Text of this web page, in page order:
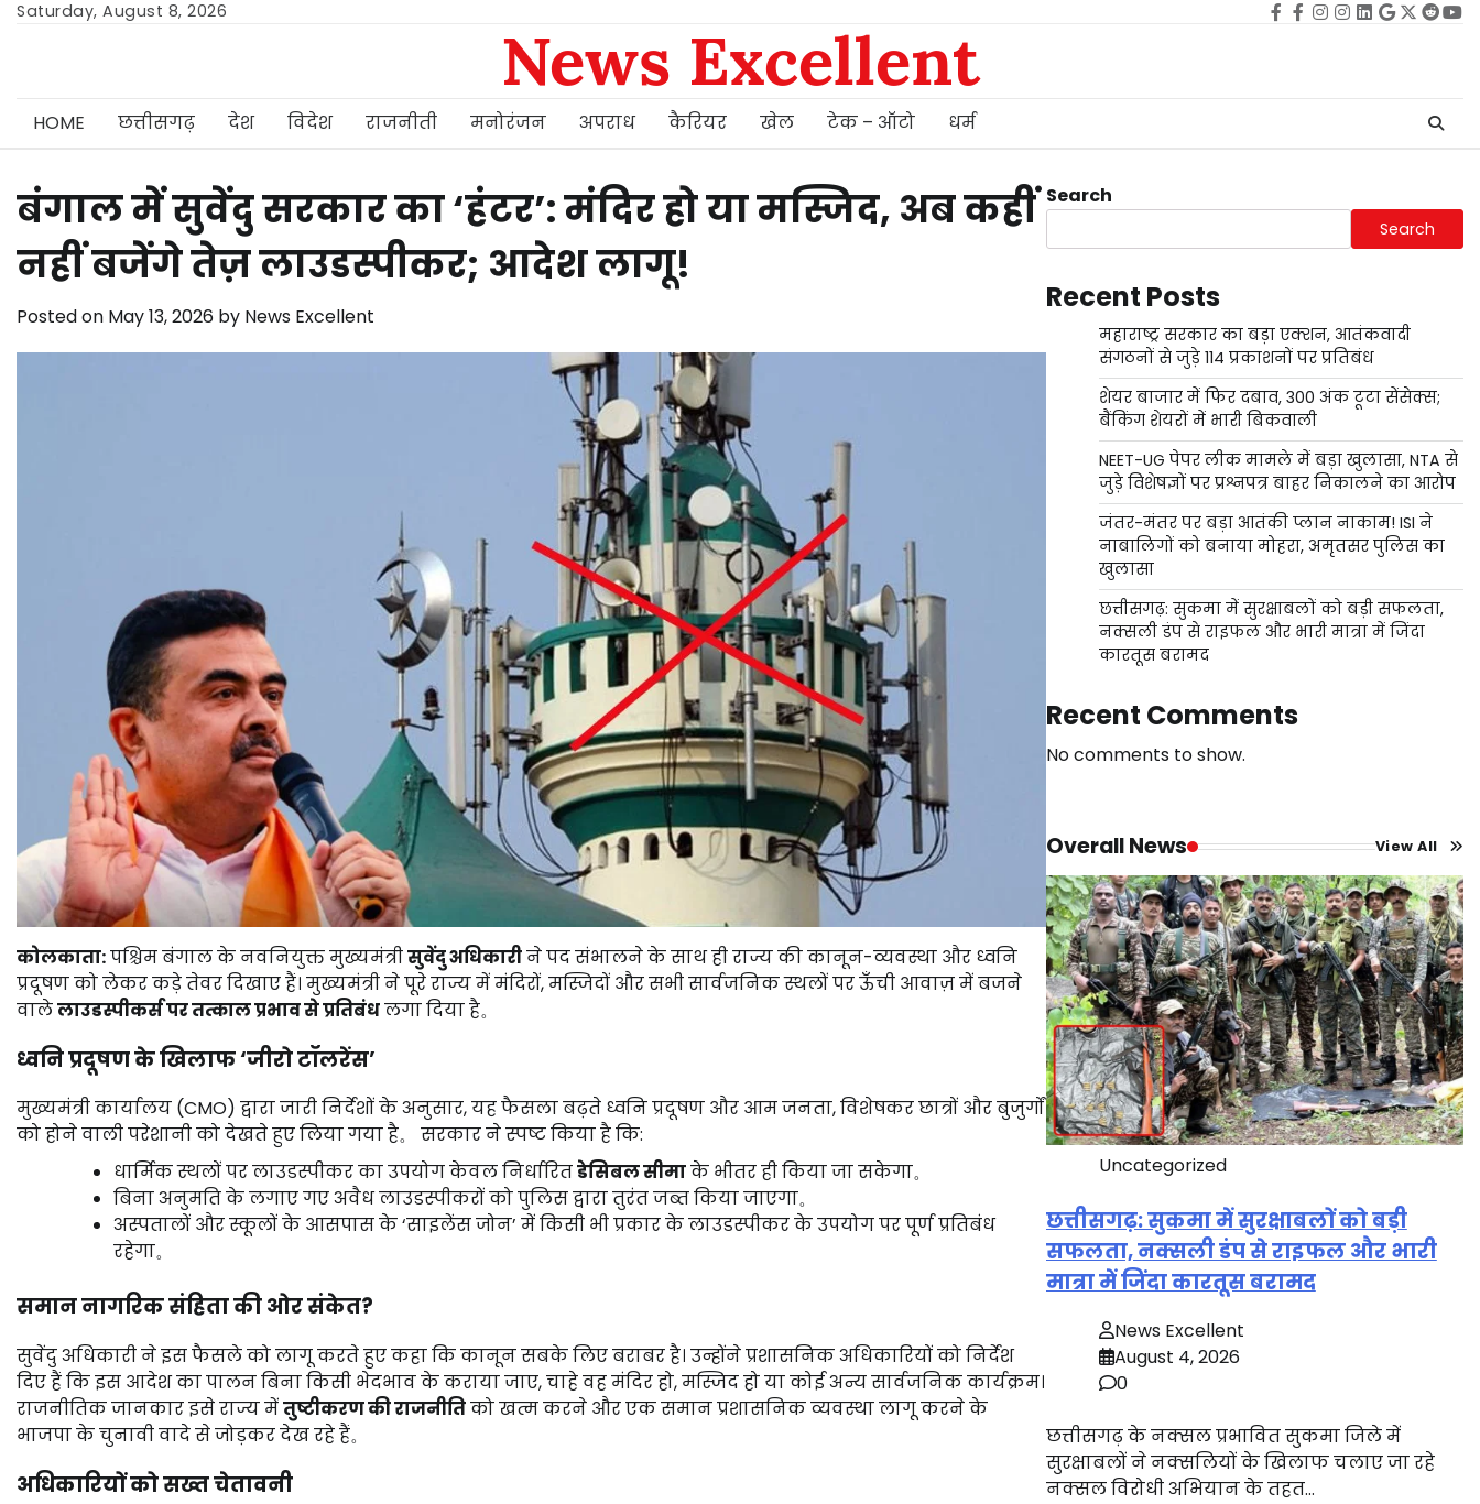
SkipSaturday, August 8, 2026 Facebook
facebook
Instagram
instagram
Linkedin
google
Twitter
reddit
News Excellent
HOME छत्तीसगढ़ देश विदेश राजनीती मनोरंजन अपराध कैरियर खेल टेक – ऑटो धर्म
बंगाल में सुवेंदु सरकार का ‘हंटर’: मंदिर हो या मस्जिद, अब कहीं
नहीं बजेंगे तेज़ लाउडस्पीकर; आदेश लागू!
Posted on May 13, 2026 by News Excellent
कोलकाता:पश्चिम बंगाल के नवनियुक्त मुख्यमंत्रीसुवेंदु अधिकारीने पद संभालने के साथ ही राज्य की कानून-व्यवस्था और ध्वनि
प्रदूषण को लेकर कड़े तेवर दिखाए हैं। मुख्यमंत्री ने पूरे राज्य में मंदिरों, मस्जिदों और सभी सार्वजनिक स्थलों पर ऊँची आवाज़ में बजने
वालेलाउडस्पीकर्स पर तत्काल प्रभाव से प्रतिबंधलगा दिया है。
ध्वनि प्रदूषण के खिलाफ ‘जीरो टॉलरेंस’
मुख्यमंत्री कार्यालय (CMO) द्वारा जारी निर्देशों के अनुसार, यह फैसला बढ़ते ध्वनि प्रदूषण और आम जनता, विशेषकर छात्रों और बुजुर्गों
को होने वाली परेशानी को देखते हुए लिया गया है。 सरकार ने स्पष्ट किया है कि:
धार्मिक स्थलों पर लाउडस्पीकर का उपयोग केवल निर्धारितडेसिबल सीमाके भीतर ही किया जा सकेगा。
बिना अनुमति के लगाए गए अवैध लाउडस्पीकरों को पुलिस द्वारा तुरंत जब्त किया जाएगा。
अस्पतालों और स्कूलों के आसपास के ‘साइलेंस जोन’ में किसी भी प्रकार के लाउडस्पीकर के उपयोग पर पूर्ण प्रतिबंध
रहेगा。
समान नागरिक संहिता की ओर संकेत?
सुवेंदु अधिकारी ने इस फैसले को लागू करते हुए कहा कि कानून सबके लिए बराबर है। उन्होंने प्रशासनिक अधिकारियों को निर्देश
दिए हैं कि इस आदेश का पालन बिना किसी भेदभाव के कराया जाए, चाहे वह मंदिर हो, मस्जिद हो या कोई अन्य सार्वजनिक कार्यक्रम।
राजनीतिक जानकार इसे राज्य मेंतुष्टीकरण की राजनीतिको खत्म करने और एक समान प्रशासनिक व्यवस्था लागू करने के
भाजपा के चुनावी वादे से जोड़कर देख रहे हैं。
अधिकारियों को सख्त चेतावनी
Search
Search
Recent Posts
महाराष्ट्र सरकार का बड़ा एक्शन, आतंकवादी
संगठनों से जुड़े 114 प्रकाशनों पर प्रतिबंध
शेयर बाजार में फिर दबाव, 300 अंक टूटा सेंसेक्स;
बैंकिंग शेयरों में भारी बिकवाली
NEET-UG पेपर लीक मामले में बड़ा खुलासा, NTA से
जुड़े विशेषज्ञों पर प्रश्नपत्र बाहर निकालने का आरोप
जंतर-मंतर पर बड़ा आतंकी प्लान नाकाम! ISI ने
नाबालिगों को बनाया मोहरा, अमृतसर पुलिस का
खुलासा
छत्तीसगढ़: सुकमा में सुरक्षाबलों को बड़ी सफलता,
नक्सली डंप से राइफल और भारी मात्रा में जिंदा
कारतूस बरामद
Recent Comments
No comments to show.
Overall News View All
Uncategorized
छत्तीसगढ़: सुकमा में सुरक्षाबलों को बड़ी
सफलता, नक्सली डंप से राइफल और भारी
मात्रा में जिंदा कारतूस बरामद
News Excellent
August 4, 2026
0
छत्तीसगढ़ के नक्सल प्रभावित सुकमा जिले में
सुरक्षाबलों ने नक्सलियों के खिलाफ चलाए जा रहे
नक्सल विरोधी अभियान के तहत…